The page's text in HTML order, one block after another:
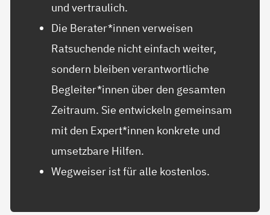
und vertraulich.
Die Berater*innen verweisen
Ratsuchende nicht einfach weiter,
sondern bleiben verantwortliche
Begleiter*innen über den gesamten
Zeitraum. Sie entwickeln gemeinsam
mit den Expert*innen konkrete und
umsetzbare Hilfen.
Wegweiser ist für alle kostenlos.